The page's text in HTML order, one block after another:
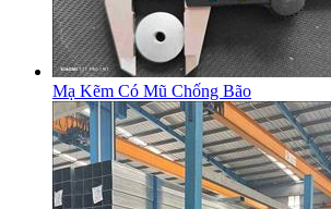
Mạ Kẽm Có Mũ Chống Bão